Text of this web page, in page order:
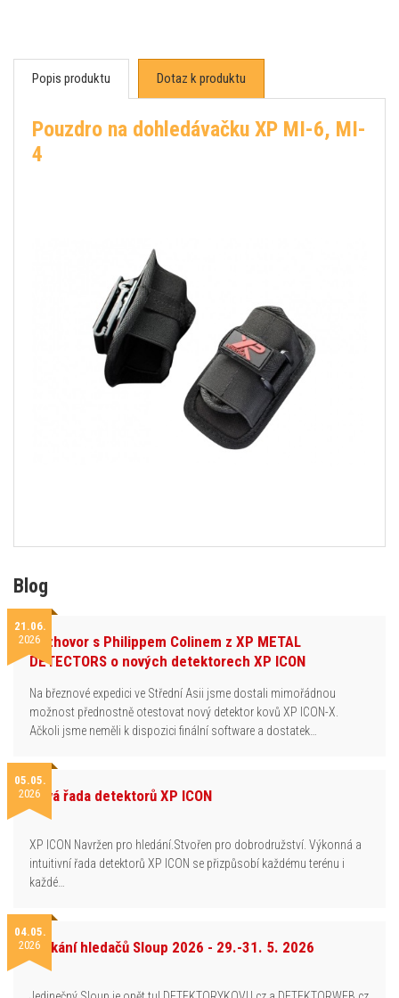
Popis produktu Dotaz k produktu
Pouzdro na dohledávačku XP MI-6, MI-
4
Blog
21.06.
2026Rozhovor s Philippem Colinem z XP METAL
DETECTORS o nových detektorech XP ICON
Na březnové expedici ve Střední Asii jsme dostali mimořádnou
možnost přednostně otestovat nový detektor kovů XP ICON-X.
Ačkoli jsme neměli k dispozici finální software a dostatek…
05.05.
2026Nová řada detektorů XP ICON
XP ICON Navržen pro hledání.Stvořen pro dobrodružství. Výkonná a
intuitivní řada detektorů XP ICON se přizpůsobí každému terénu i
každé…
04.05.
2026Setkání hledačů Sloup 2026 - 29.-31. 5. 2026